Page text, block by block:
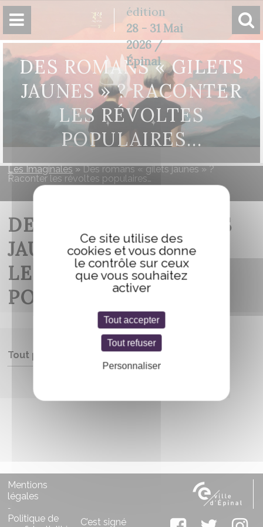
édition
28 - 31 Mai
2026 /
Épinal
DES ROMANS « GILETS
JAUNES » ? RACONTER
LES RÉVOLTES
POPULAIRES…
Les Imaginales»Des romans « gilets jaunes » ?
Raconter les révoltes populaires…
DES ROMANS « GILETS
JAUNES » ? RACONTER
LES RÉVOLTES
POPULAIRES…
Tout public
Mentions
légales
-
Politique de
C’est signé
Panneau de gestion des cookies
Ce site utilise des
cookies et vous donne
le contrôle sur ceux
que vous souhaitez
activer
Tout accepter
Tout refuser
Personnaliser